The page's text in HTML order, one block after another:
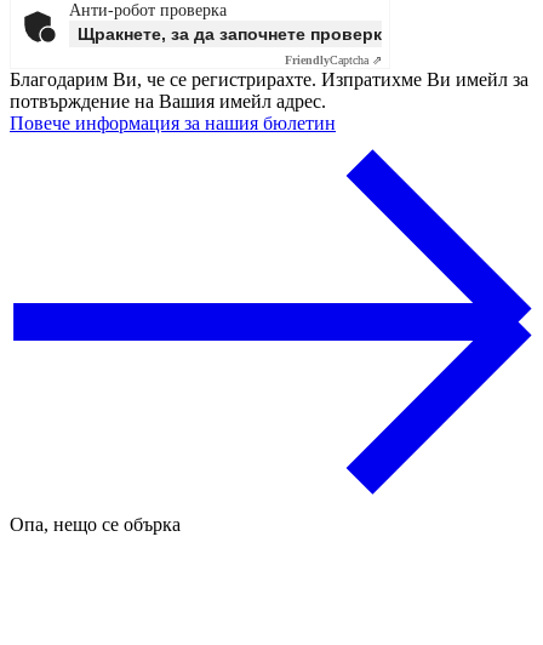
Анти-робот проверка
Щракнете, за да започнете проверката
FriendlyCaptcha ⇗
Благодарим Ви, че се регистрирахте. Изпратихме Ви имейл за
потвърждение на Вашия имейл адрес.
Повече информация за нашия бюлетин
Опа, нещо се обърка